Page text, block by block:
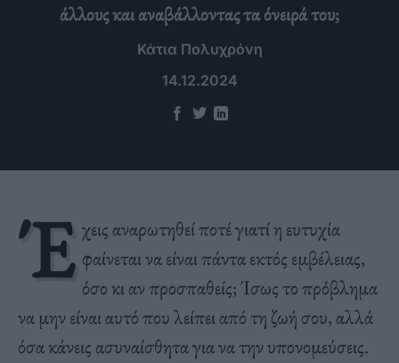
άλλους και αναβάλλοντας τα όνειρά του;
Κάτια Πολυχρόνη
14.12.2024
Έ χεις αναρωτηθεί ποτέ γιατί η ευτυχία
φαίνεται να είναι πάντα εκτός εμβέλειας,
όσο κι αν προσπαθείς; Ίσως το πρόβλημα
να μην είναι αυτό που λείπει από τη ζωή σου, αλλά
όσα κάνεις ασυναίσθητα για να την υπονομεύσεις.